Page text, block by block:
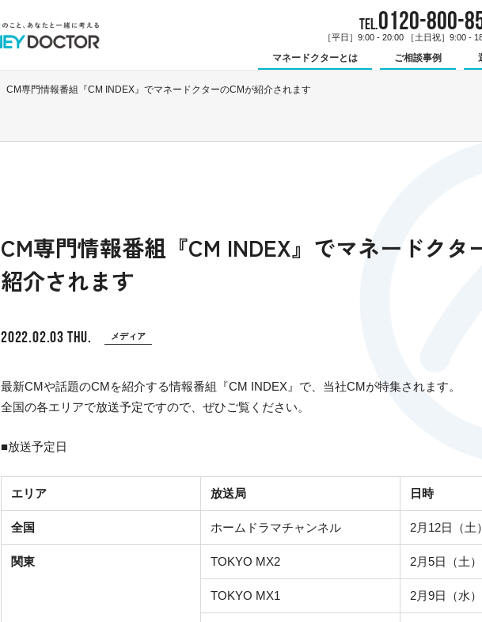
TEL. 0120-800-
［平日］9:00 - 20:00 ［土日祝］9:00 -
マネードクターとは ご相談事例
CM専門情報番組『CM INDEX』でマネードクターのCMが紹介されます
CM専門情報番組『CM INDEX』でマネードクタ
紹介されます
2022.02.03 THU. メディア
最新CMや話題のCMを紹介する情報番組『CM INDEX』で、当社CMが特集されます。
全国の各エリアで放送予定ですので、ぜひご覧ください。
■放送予定日
エリア 放送局 日時
全国 ホームドラマチャンネル 2月12日（土
関東 TOKYO MX2 2月5日（土
TOKYO MX1 2月9日（水